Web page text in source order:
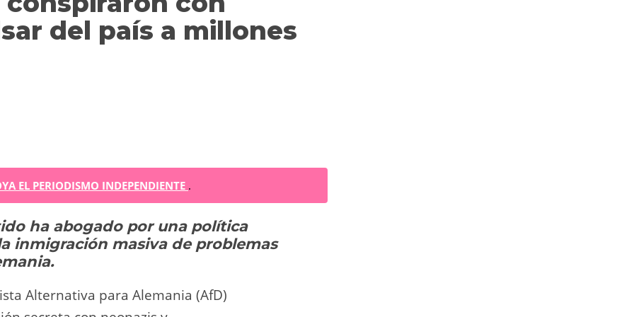
del país a millones
EL PERIODISMO INDEPENDIENTE .
ha abogado por una política
inmigración masiva de problemas
Alternativa para Alemania (AfD)